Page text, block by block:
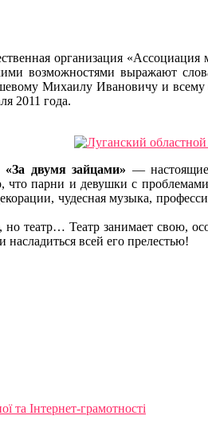
организация «Ассоциация
возможностями выражают
Михаилу Ивановичу и
2011 года.
двумя зайцами» — настоящие
что парни и девушки с
чудесная музыка,
но театр… Театр занимает свою,
всей его прелестью!
та Інтернет-грамотності